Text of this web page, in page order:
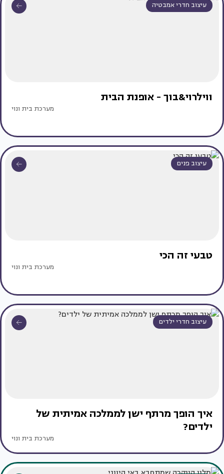
עיצוב חדרי אמבטיה
ווילרוי&בוך - אופנת הבית
מערכת בית ונוי
עיצוב פנים
טבעי זה הכי
מערכת בית ונוי
עיצוב חדרי ילדים
איך הופך מרתף ישן לממלכה אמיתית של
ילדים?
מערכת בית ונוי